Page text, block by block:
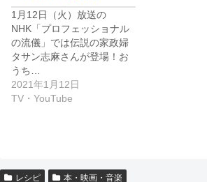
1月12日（火）放送の
NHK「プロフェッショナル
の流儀」では伝説の家政婦
タサン志麻さんが登場！お
うち…
2021年1月12日
TV・YouTube
レシピ 本・映画・音楽